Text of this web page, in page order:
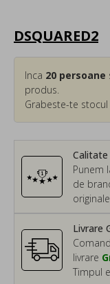
DSQUARED2
Punem
de
originale.
Inca 20 persoane
produs.
Grabeste-te
Livrare
livrare
Timpul